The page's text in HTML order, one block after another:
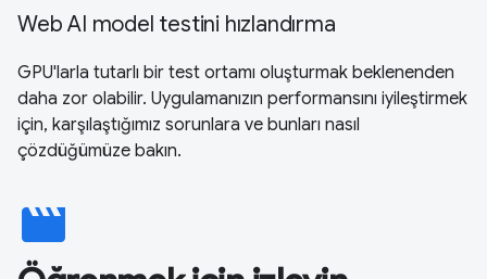
Web AI model testini hızlandırma
GPU'larla tutarlı bir test ortamı oluşturmak beklenenden
daha zor olabilir. Uygulamanızın performansını iyileştirmek
için, karşılaştığımız sorunlara ve bunları nasıl
çözdüğümüze bakın.
movie